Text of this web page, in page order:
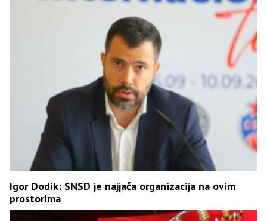
Igor Dodik: SNSD je najjača organizacija na ovim
prostorima